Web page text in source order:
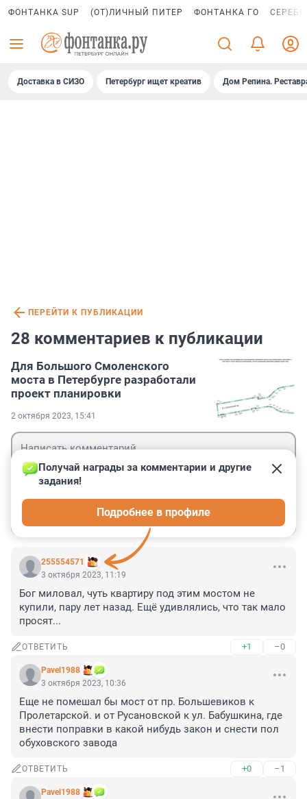
ФОНТАНКА SUP (ОТ)ЛИЧНЫЙ ПИТЕР ФОНТАНКА ГО
Доставка в СИЗО Петербург ищет креатив Дом Репина.
ПЕРЕЙТИ К ПУБЛИКАЦИИ
28 комментариев к публикации
Для Большого Смоленского
моста в Петербурге разработали
проект планировки
2 октября 2023, 15:41
255554571
Получай награды за комментарии и другие
задания!
Подробнее в профиле
3 октября 2023, 11:19
Бог миловал, чуть квартиру под этим мостом не
купили, пару лет назад. Ещё удивлялись, что так мало
просят...
ОТВЕТИТЬ +1 –0
Pavel1988
3 октября 2023, 10:36
Еще не помешал бы мост от пр. Большевиков к
Пролетарской. и от Русановской к ул. Бабушкина, где
внести поправки в какой нибудь закон и снести пол
обуховского завода
ОТВЕТИТЬ +0 –1
Pavel1988